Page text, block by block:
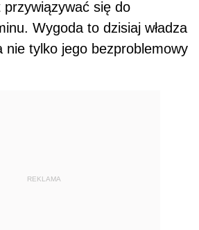
się do
Wygoda to dzisiaj władza
nie tylko jego bezproblemowy
REKLAMA